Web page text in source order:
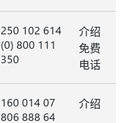
250 102 614
(0) 800 111
350
介绍
免费
电话
160 014 07
806 888 64
介绍